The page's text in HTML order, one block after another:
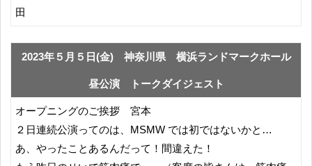
田
2023年５月５日(金) 神奈川県 横浜ランドマークホール
昼公演 トークダイジェスト
オープニングのご挨拶 宮本
２日連続公演ってのは、MSMW では初ではないかと…
あ、やったことあるんだって！間違えた！